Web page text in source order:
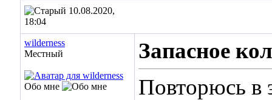
10.08.2020,
18:04
wilderness
Местный
Обо мне
Запасное
Повторюсь в